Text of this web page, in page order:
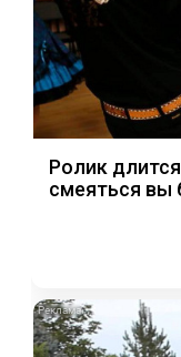
Ролик
смеяться вы